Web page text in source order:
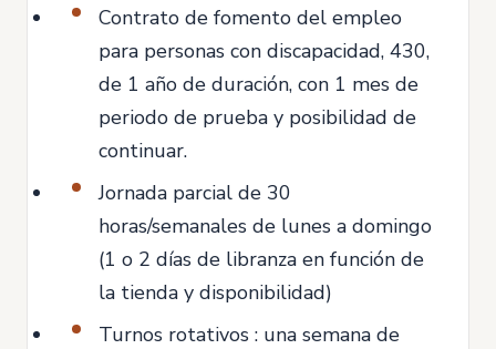
Contrato de fomento del empleo
para personas con discapacidad, 430,
de 1 año de duración, con 1 mes de
periodo de prueba y posibilidad de
continuar.
Jornada parcial de 30
horas/semanales de lunes a domingo
(1 o 2 días de libranza en función de
la tienda y disponibilidad)
Turnos rotativos : una semana de